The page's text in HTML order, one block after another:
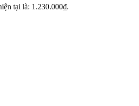
tại là: 1.230.000₫.